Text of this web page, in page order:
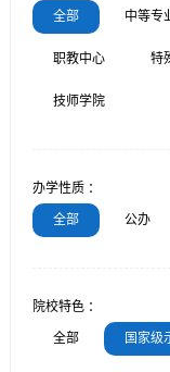
全部 中等专
职教中心 特
技师学院
办学性质 ：
全部 公办
院校特色 ：
全部 国家级